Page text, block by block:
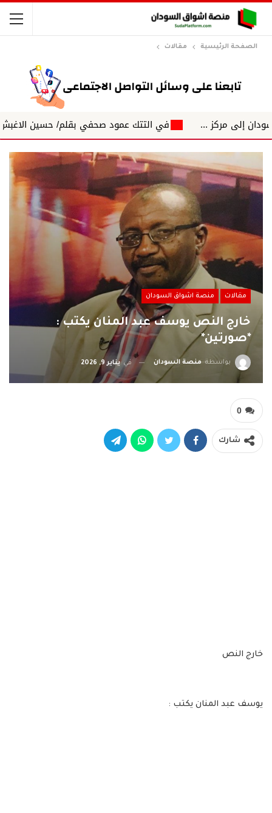
الصفحة الرئيسية مقالات
... في التتك عمود صحفي بقلم/ حسين الاغبش التكتلات
مقالات منصة اشواق السودان
خارج النص يوسف عبد المنان يكتب :
*صورتين*
بواسطة منصة السودان في يناير 9, 2026
0
شارك
خارج النص
يوسف عبد المنان يكتب :